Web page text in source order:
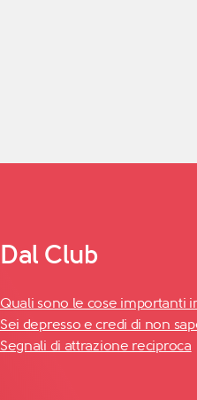
Dal Club
Quali sono le cose importanti
Sei depresso e credi di non
Segnali di attrazione reciproca